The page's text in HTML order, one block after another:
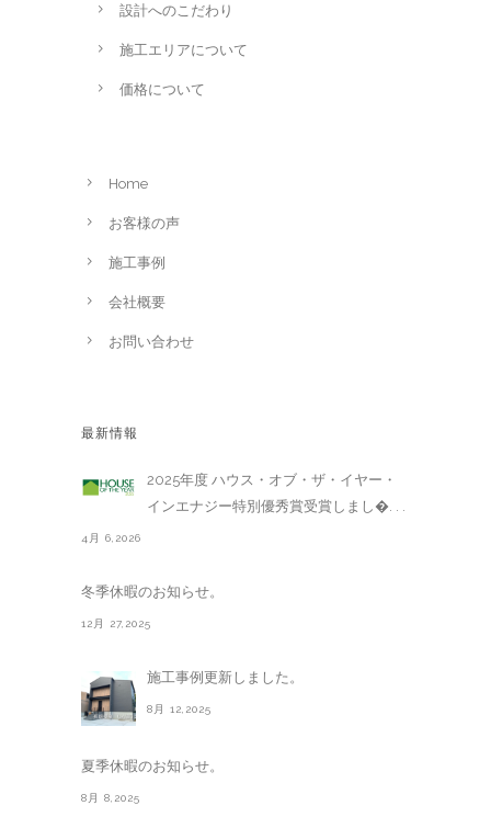
設計へのこだわり
施工エリアについて
価格について
Home
お客様の声
施工事例
会社概要
お問い合わせ
最新情報
2025年度 ハウス・オブ・ザ・イヤー・
インエナジー特別優秀賞受賞しまし�. . .
4月 6,2026
冬季休暇のお知らせ。
12月 27,2025
施工事例更新しました。
8月 12,2025
夏季休暇のお知らせ。
8月 8,2025